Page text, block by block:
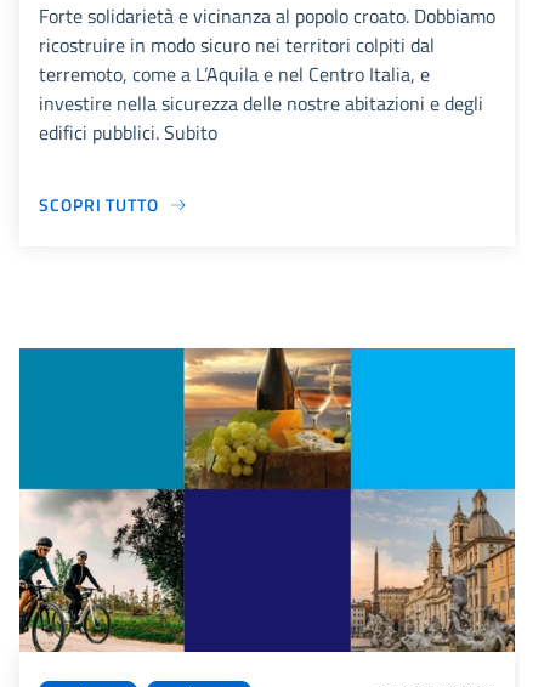
Forte solidarietà e vicinanza al popolo croato. Dobbiamo
ricostruire in modo sicuro nei territori colpiti dal
terremoto, come a L’Aquila e nel Centro Italia, e
investire nella sicurezza delle nostre abitazioni e degli
edifici pubblici. Subito
SCOPRI TUTTO